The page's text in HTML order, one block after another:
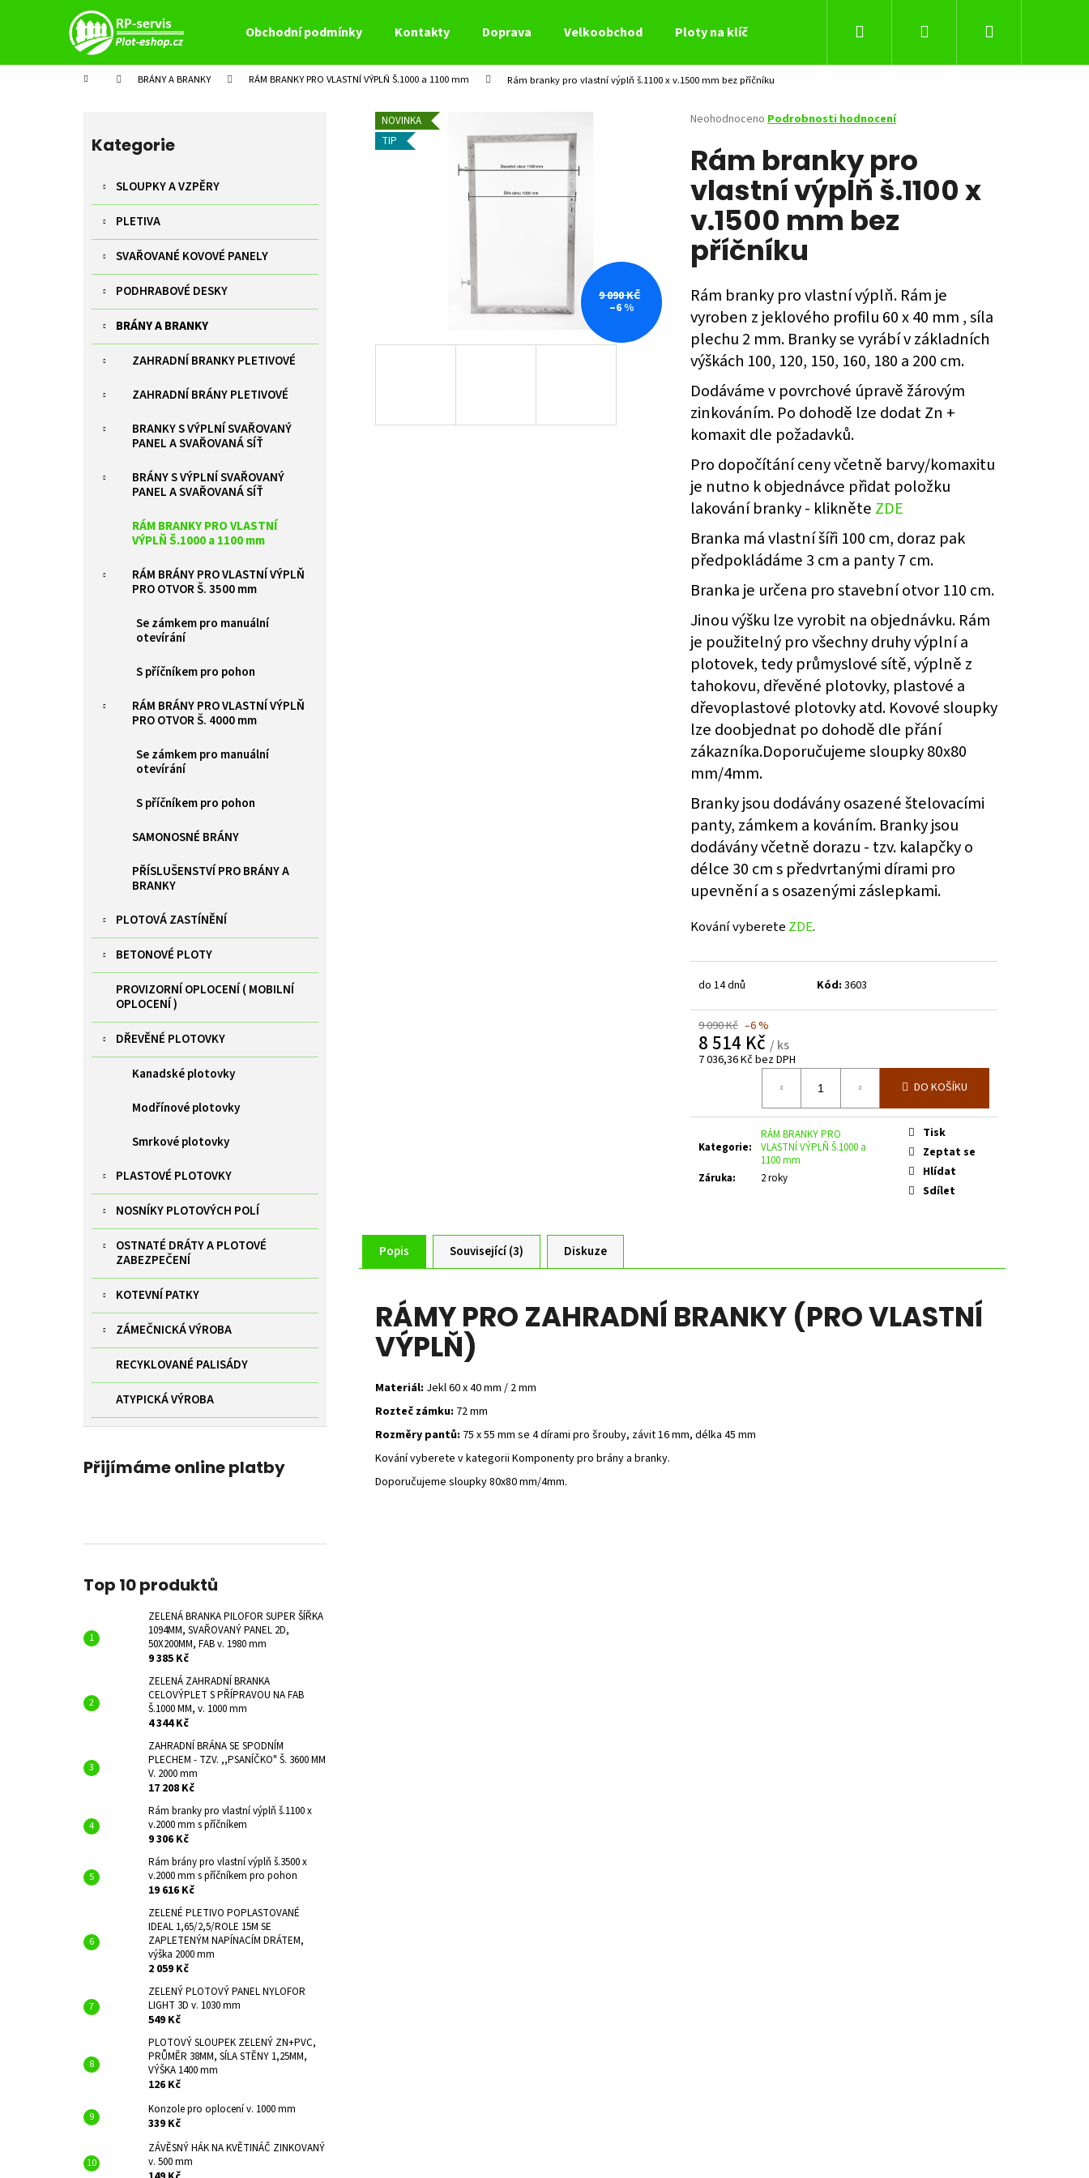
Obchodní podmínky Kontakty Doprava Velkoobchod Ploty na klíč Hledat PřihlášeníNákupní
Domů BRÁNY A BRANKY RÁM BRANKY PRO VLASTNÍ VÝPLŇ Š.1000 a 1100 mm Rám branky pro vlastní výplň š.1100 x v.1500 mm bez příčníku
kategorie
Kategorie
SLOUPKY A VZPĚRY
PLETIVA
SVAŘOVANÉ KOVOVÉ PANELY
PODHRABOVÉ DESKY
BRÁNY A BRANKY
ZAHRADNÍ BRANKY PLETIVOVÉ
ZAHRADNÍ BRÁNY PLETIVOVÉ
BRANKY S VÝPLNÍ SVAŘOVANÝ
PANEL A SVAŘOVANÁ SÍŤ
BRÁNY S VÝPLNÍ SVAŘOVANÝ
PANEL A SVAŘOVANÁ SÍŤ
RÁM BRANKY PRO VLASTNÍ
VÝPLŇ Š.1000 a 1100 mm
RÁM BRÁNY PRO VLASTNÍ VÝPLŇ
PRO OTVOR Š. 3500 mm
Se zámkem pro manuální
otevírání
S příčníkem pro pohon
RÁM BRÁNY PRO VLASTNÍ VÝPLŇ
PRO OTVOR Š. 4000 mm
Se zámkem pro manuální
otevírání
S příčníkem pro pohon
SAMONOSNÉ BRÁNY
PŘÍSLUŠENSTVÍ PRO BRÁNY A
BRANKY
PLOTOVÁ ZASTÍNĚNÍ
BETONOVÉ PLOTY
PROVIZORNÍ OPLOCENÍ ( MOBILNÍ
OPLOCENÍ )
DŘEVĚNÉ PLOTOVKY
Kanadské plotovky
Modřínové plotovky
Smrkové plotovky
PLASTOVÉ PLOTOVKY
NOSNÍKY PLOTOVÝCH POLÍ
OSTNATÉ DRÁTY A PLOTOVÉ
ZABEZPEČENÍ
KOTEVNÍ PATKY
ZÁMEČNICKÁ VÝROBA
RECYKLOVANÉ PALISÁDY
ATYPICKÁ VÝROBA
Přijímáme online platby
Top 10 produktů
ZELENÁ BRANKA PILOFOR SUPER ŠÍŘKA
1094MM, SVAŘOVANÝ PANEL 2D,
50X200MM, FAB v. 1980 mm
9 385 Kč
ZELENÁ ZAHRADNÍ BRANKA
CELOVÝPLET S PŘÍPRAVOU NA FAB
Š.1000 MM, v. 1000 mm
4 344 Kč
ZAHRADNÍ BRÁNA SE SPODNÍM
PLECHEM - TZV. ,,PSANÍČKO" Š. 3600 MM
V. 2000 mm
17 208 Kč
Rám branky pro vlastní výplň š.1100 x
v.2000 mm s příčníkem
9 306 Kč
Rám brány pro vlastní výplň š.3500 x
v.2000 mm s příčníkem pro pohon
19 616 Kč
ZELENÉ PLETIVO POPLASTOVANÉ
IDEAL 1,65/2,5/ROLE 15M SE
ZAPLETENÝM NAPÍNACÍM DRÁTEM,
výška 2000 mm
2 059 Kč
ZELENÝ PLOTOVÝ PANEL NYLOFOR
LIGHT 3D v. 1030 mm
549 Kč
PLOTOVÝ SLOUPEK ZELENÝ ZN+PVC,
PRŮMĚR 38MM, SÍLA STĚNY 1,25MM,
VÝŠKA 1400 mm
126 Kč
Konzole pro oplocení v. 1000 mm
339 Kč
ZÁVĚSNÝ HÁK NA KVĚTINÁČ ZINKOVANÝ
v. 500 mm
Průměrné
produktu
je
z
5
hvězdiček.
Neohodnoceno Podrobnosti hodnocení
Rám branky pro
vlastní výplň š.1100 x
v.1500 mm bez
příčníku
Rám branky pro vlastní výplň. Rám je
vyroben z jeklového profilu 60 x 40 mm , síla
plechu 2 mm. Branky se vyrábí v základních
výškách 100, 120, 150, 160, 180 a 200 cm.
Dodáváme v povrchové úpravě žárovým
zinkováním. Po dohodě lze dodat Zn +
komaxit dle požadavků.
Pro dopočítání ceny včetně barvy/komaxitu
je nutno k objednávce přidat položku
lakování branky - klikněte ZDE
Branka má vlastní šíři 100 cm, doraz pak
předpokládáme 3 cm a panty 7 cm.
Branka je určena pro stavební otvor 110 cm.
Jinou výšku lze vyrobit na objednávku. Rám
je použitelný pro všechny druhy výplní a
plotovek, tedy průmyslové sítě, výplně z
tahokovu, dřevěné plotovky, plastové a
dřevoplastové plotovky atd. Kovové sloupky
lze doobjednat po dohodě dle přání
zákazníka.Doporučujeme sloupky 80x80
mm/4mm.
Branky jsou dodávány osazené štelovacími
panty, zámkem a kováním. Branky jsou
dodávány včetně dorazu - tzv. kalapčky o
délce 30 cm s předvrtanými dírami pro
upevnění a s osazenými záslepkami.
Kování vybereteZDE.
do 14 dnů Kód: 3603
9 090 Kč –6 %
8 514 Kč / ks
7 036,36 Kč bez DPH
DO KOŠÍKU
Kategorie:
RÁM BRANKY PRO
VLASTNÍ VÝPLŇ Š.1000 a
1100 mm
Záruka: 2 roky
Tisk
Zeptat se
Hlídat
Sdílet
NOVINKA
TIP
9 090 KČ
–6 %
Popis Související (3) Diskuze
RÁMY PRO ZAHRADNÍ BRANKY (PRO VLASTNÍ
VÝPLŇ)
Materiál: Jekl 60 x 40 mm / 2 mm
Rozteč zámku: 72 mm
Rozměry pantů: 75 x 55 mm se 4 dírami pro šrouby, závit 16 mm, délka 45 mm
Kování vyberete v kategorii Komponenty pro brány a branky.
Doporučujeme sloupky 80x80 mm/4mm.
í
Zpět
do
Zpět
do
Co potřebujete najít?
HLEDAT
Doporučujeme
Následující
ZELENÁ BRANKA PILOFOR SUPER ŠÍŘKA
FAB V. 1980 MM
ZAHRADNÍ BRÁNA SE SPODNÍM PLECHEM -
TZV. ,,PSANÍČKO" Š. 3600 MM V. 2000 MM